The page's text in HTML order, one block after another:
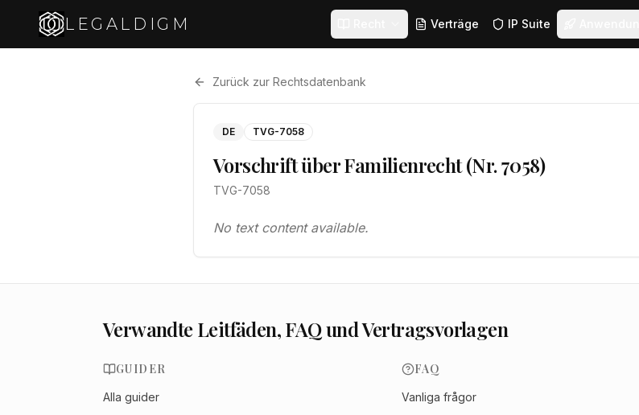
LEGALDIGM Verträge IP Suite
Zurück zur Rechtsdatenbank
DE TVG-7058
Vorschrift über Familienrecht (Nr. 7058)
TVG-7058
No text content available.
Verwandte Leitfäden, FAQ und Vertragsvorlagen
GUIDER
Alla guider
FAQ
Vanliga frågor